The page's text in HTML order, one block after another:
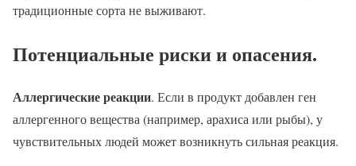
традиционные сорта не выживают.
Потенциальные риски и опасения.
Аллергические реакции. Если в продукт добавлен ген
аллергенного вещества (например, арахиса или рыбы), у
чувствительных людей может возникнуть сильная реакция.